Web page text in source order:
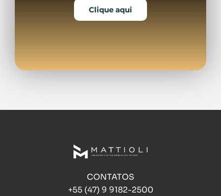
Clique aqui
CONTATOS
+55 (47) 9 9182-2500